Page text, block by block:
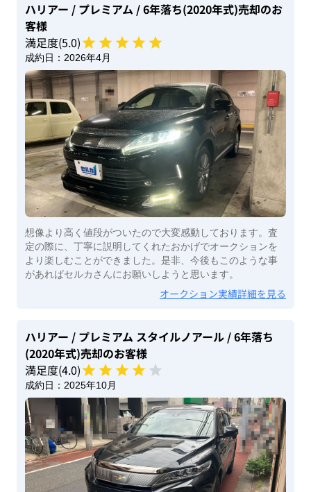
ハリアー / プレミアム / 6年落ち(2020年式)売却のお
客様
満足度(5.0)
成約日： 2026年4月
想像より高く値段がついたので大変感動しております。査
定の際に、丁寧に説明してくれたおかげでオークションを
より楽しむことができました。是非、今後もこのような事
があればセルカさんにお願いしようと思います。
オークション実績詳細を見る
ハリアー / プレミアム スタイルノアール / 6年落ち
(2020年式)売却のお客様
満足度(4.0)
成約日： 2025年10月